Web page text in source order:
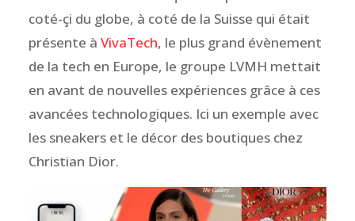
coté-çi du globe, à coté de la Suisse qui était
présente à VivaTech, le plus grand évènement
de la tech en Europe, le groupe LVMH mettait
en avant de nouvelles expériences grâce à ces
avancées technologiques. Ici un exemple avec
les sneakers et le décor des boutiques chez
Christian Dior.